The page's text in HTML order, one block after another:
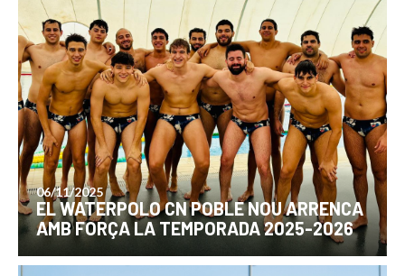
06/11/2025
EL WATERPOLO CN POBLE NOU ARRENCA
AMB FORÇA LA TEMPORADA 2025-2026